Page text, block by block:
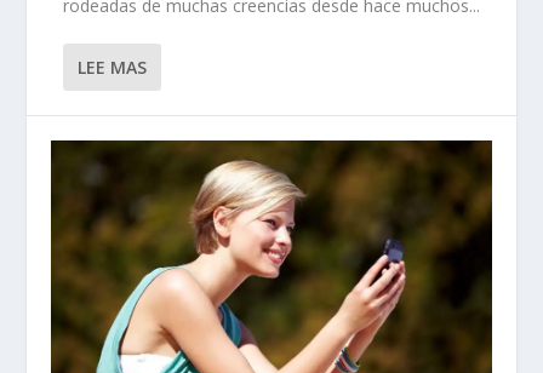
rodeadas de muchas creencias desde hace muchos...
LEE MAS